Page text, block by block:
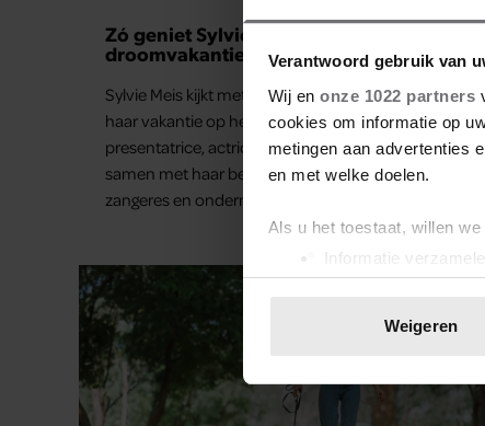
Verantwoord gebruik van
Wij en onze 1022 partners
cookies om informatie op
metingen aan advertenties
en met welke doelen.
Als u het toestaat, willen we
Informatie
Uw apparaat
toestemming op elk
We gebruiken cookies om
websiteverkeer te
Weigeren
Zó geniet Sylvie Meis na van
droomvakantie op Mykonos
Sylvie Meis kijkt met een grote glimlach terug op
haar vakantie op het Griekse eiland Mykonos. De
presentatrice, actrice en het model bracht er
samen met haar beste vriendin, de Duitse
zangeres en ondernemer Beate van Baal, een
week door. Op sociale media deelt Sylvie Meis
prachtige foto’s van de zonovergoten
bestemming én vertelt ze hoe bijzonder de reis
voor haar is geweest.